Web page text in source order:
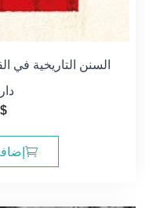
السنن التاريخية في
$